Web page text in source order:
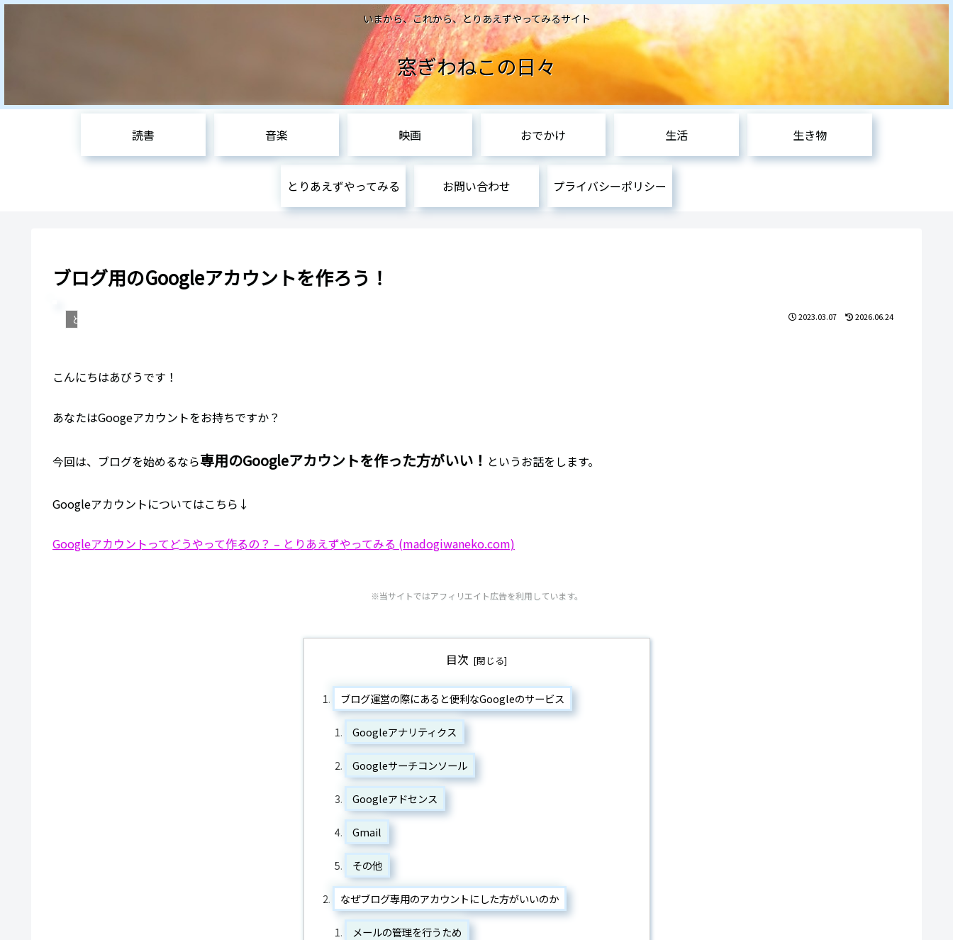
いまから、これから、とりあえずやってみるサイト
窓ぎわねこの日々
読書 音楽 映画 おでかけ 生活 生き物
とりあえずやってみる お問い合わせ プライバシーポリシー
ブログ用のGoogleアカウントを作ろう！
とりあえずやってみる 2023.03.07 2026.06.24
こんにちはあびうです！
あなたはGoogeアカウントをお持ちですか？
今回は、ブログを始めるなら専用のGoogleアカウントを作った方がいい！ というお話をします。
Googleアカウントについてはこちら↓
Googleアカウントってどうやって作るの？ – とりあえずやってみる (madogiwaneko.com)
※当サイトではアフィリエイト広告を利用しています。
目次
ブログ運営の際にあると便利なGoogleのサービス
Googleアナリティクス
Googleサーチコンソール
Googleアドセンス
Gmail
その他
なぜブログ専用のアカウントにした方がいいのか
メールの管理を行うため